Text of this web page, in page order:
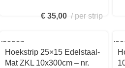
€ 35,00 per strip
Hoekstrip 25×15 Edelstaal-
Mat ZKL 10x300cm – nr.
aan